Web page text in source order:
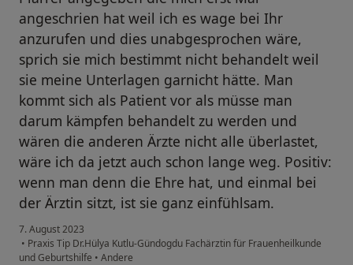
angeschrien hat weil ich es wage bei Ihr
anzurufen und dies unabgesprochen wäre,
sprich sie mich bestimmt nicht behandelt weil
sie meine Unterlagen garnicht hätte. Man
kommt sich als Patient vor als müsse man
darum kämpfen behandelt zu werden und
wären die anderen Ärzte nicht alle überlastet,
wäre ich da jetzt auch schon lange weg. Positiv:
wenn man denn die Ehre hat, und einmal bei
der Ärztin sitzt, ist sie ganz einfühlsam.
7. August 2023
• Praxis Tip Dr.Hülya Kutlu-Gündogdu Fachärztin für Frauenheilkunde
und Geburtshilfe • Andere